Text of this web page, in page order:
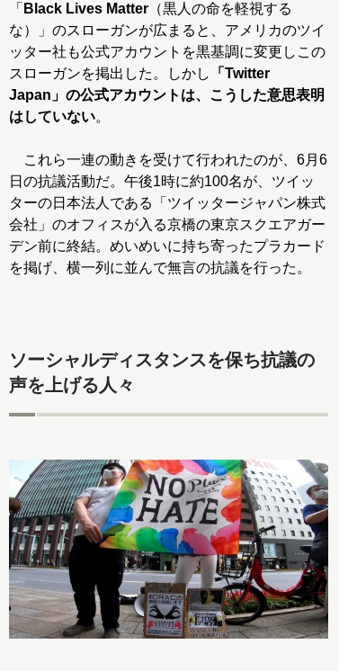
「 Black Lives Matter （黒人の命を軽視する
な）」のスローガンが広まると、アメリカのツイ
ッター社も公式アカウントを黒基調に変更しこの
スローガンを掲出した。しかし
「Twitter
Japan」の公式アカウントは、こうした意思表明
はしていない。
これら一連の動きを受けて行われたのが、6月6
日の抗議活動だ。午後1時に約100名が、ツイッ
ターの日本法人である「ツイッタージャパン株式
会社」のオフィスが入る京橋の東京スクエアガー
デン前に終結。めいめいに持ち寄ったプラカード
を掲げ、横一列に並んで無言の抗議を行った。
ソーシャルディスタンスを保ち抗議の
声を上げる人々